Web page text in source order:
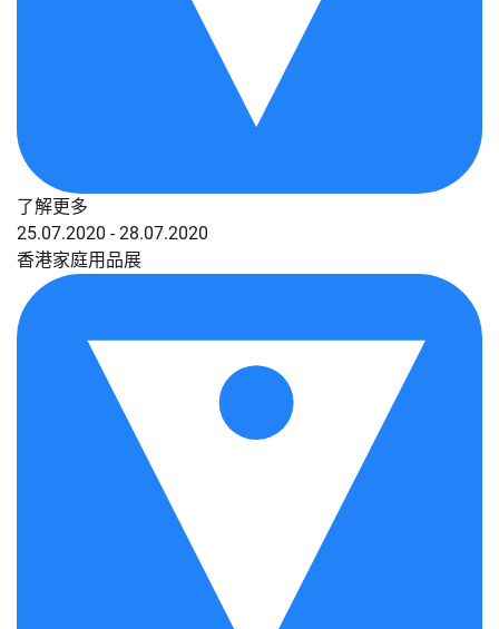
了解更多
25.07.2020 - 28.07.2020
香港家庭用品展